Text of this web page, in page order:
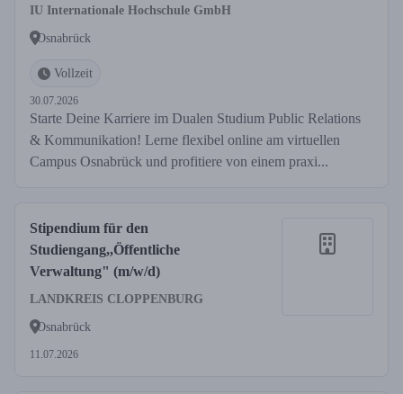
IU Internationale Hochschule GmbH
Osnabrück
Vollzeit
30.07.2026
Starte Deine Karriere im Dualen Studium Public Relations
& Kommunikation! Lerne flexibel online am virtuellen
Campus Osnabrück und profitiere von einem praxi...
Stipendium für den
Studiengang,,Öffentliche
Verwaltung" (m/w/d)
LANDKREIS CLOPPENBURG
Osnabrück
11.07.2026